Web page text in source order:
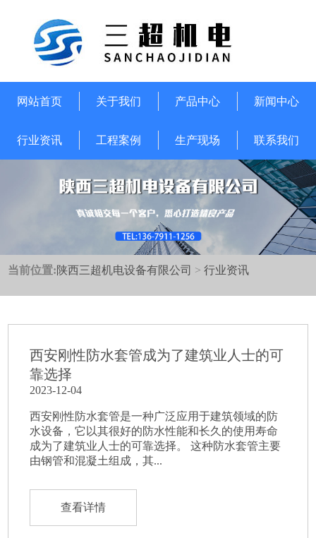
网站首页 关于我们 产品中心 新闻中心
行业资讯 工程案例 生产现场 联系我们
当前位置:陕西三超机电设备有限公司 >行业资讯
西安刚性防水套管成为了建筑业人士的可
靠选择
2023-12-04
西安刚性防水套管是一种广泛应用于建筑领域的防
水设备，它以其很好的防水性能和长久的使用寿命
成为了建筑业人士的可靠选择。 这种防水套管主要
由钢管和混凝土组成，其...
查看详情